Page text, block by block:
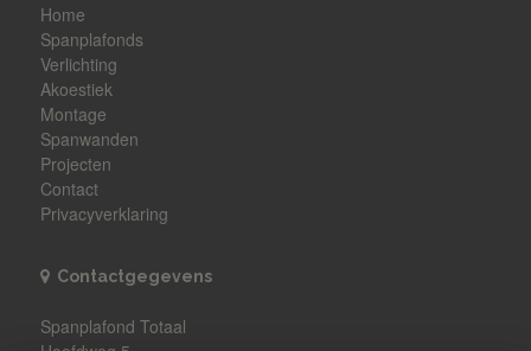
Home
Spanplafonds
Verlichting
Akoestiek
Montage
Spanwanden
Projecten
Contact
Privacyverklaring
Contactgegevens
Spanplafond Totaal